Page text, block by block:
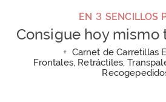
EN 3 SENCILLOS
Consigue hoy mismo
+ Carnet de Carretillas
Frontales, Retráctiles,